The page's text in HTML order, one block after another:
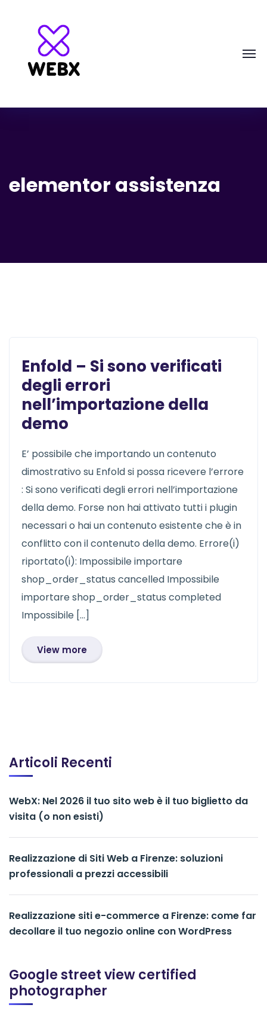
elementor assistenza
Enfold – Si sono verificati
degli errori
nell’importazione della
demo
E’ possibile che importando un contenuto
dimostrativo su Enfold si possa ricevere l’errore
: Si sono verificati degli errori nell’importazione
della demo. Forse non hai attivato tutti i plugin
necessari o hai un contenuto esistente che è in
conflitto con il contenuto della demo. Errore(i)
riportato(i): Impossibile importare
shop_order_status cancelled Impossibile
importare shop_order_status completed
Impossibile […]
View more
Articoli Recenti
WebX: Nel 2026 il tuo sito web è il tuo biglietto da
visita (o non esisti)
Realizzazione di Siti Web a Firenze: soluzioni
professionali a prezzi accessibili
Realizzazione siti e-commerce a Firenze: come far
decollare il tuo negozio online con WordPress
Google street view certified
photographer